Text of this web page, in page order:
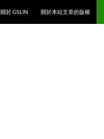
關於 GSLIN 關於本站文章的版權